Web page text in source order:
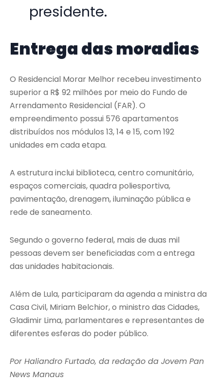
presidente.
Entrega das moradias
O Residencial Morar Melhor recebeu investimento
superior a R$ 92 milhões por meio do Fundo de
Arrendamento Residencial (FAR). O
empreendimento possui 576 apartamentos
distribuídos nos módulos 13, 14 e 15, com 192
unidades em cada etapa.
A estrutura inclui biblioteca, centro comunitário,
espaços comerciais, quadra poliesportiva,
pavimentação, drenagem, iluminação pública e
rede de saneamento.
Segundo o governo federal, mais de duas mil
pessoas devem ser beneficiadas com a entrega
das unidades habitacionais.
Além de Lula, participaram da agenda a ministra da
Casa Civil, Miriam Belchior, o ministro das Cidades,
Gladimir Lima, parlamentares e representantes de
diferentes esferas do poder público.
Por Haliandro Furtado, da redação da Jovem Pan
News Manaus